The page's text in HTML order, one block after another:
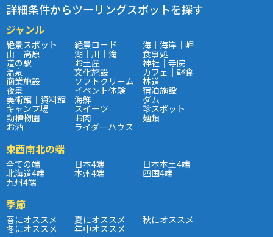
詳細条件からツーリングスポットを探す
ジャンル
絶景スポット 絶景ロード 海｜海岸｜岬
山｜高原 湖｜川｜滝 食事処
道の駅 お土産 神社｜寺院
温泉 文化施設 カフェ｜軽食
商業施設 ソフトクリーム 林道
夜景 イベント体験 宿泊施設
美術館｜資料館 海鮮 ダム
キャンプ場 スイーツ 珍スポット
動植物園 お肉 麺類
お酒 ライダーハウス
東西南北の端
全ての端 日本4端 日本本土4端
北海道4端 本州4端 四国4端
九州4端
季節
春にオススメ 夏にオススメ 秋にオススメ
冬にオススメ 年中オススメ